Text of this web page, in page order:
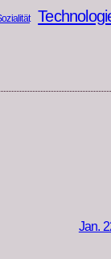
Jan.